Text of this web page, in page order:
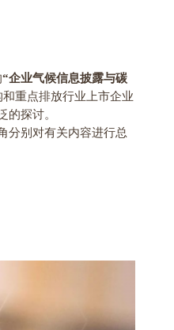
“企业气候信息披露与碳
重点排放行业上市企业
探讨。
分别对有关内容进行总